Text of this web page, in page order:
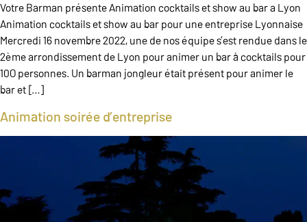
Votre Barman présente Animation cocktails et show au bar a Lyon
Animation cocktails et show au bar pour une entreprise Lyonnaise
Mercredi 16 novembre 2022, une de nos équipe s’est rendue dans le
2ème arrondissement de Lyon pour animer un bar à cocktails pour
10O personnes. Un barman jongleur était présent pour animer le
bar et […]
Animation soirée d’entreprise